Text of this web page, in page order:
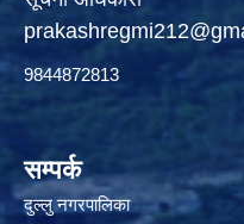
9844872813
सम्पर्क
दुल्लु नगरपालिका